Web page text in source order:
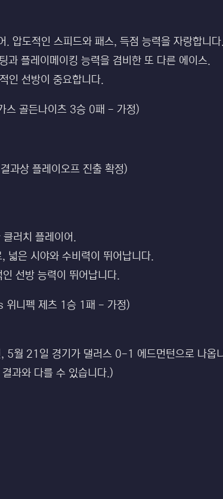
. 압도적인 스피드와 패스, 득점 능력을 자랑합니다.
과 플레이메이킹 능력을 겸비한 또 다른 에이스.
인 선방이 중요합니다.
스 골든나이츠 3승 0패 - 가정)
과상 플레이오프 진출 확정)
클러치 플레이어.
넓은 시야와 수비력이 뛰어납니다.
선방 능력이 뛰어납니다.
위니펙 제츠 1승 1패 - 가정)
월 21일 경기가 댈러스 0-1 에드먼턴으로 나옵
과와 다를 수 있습니다.)